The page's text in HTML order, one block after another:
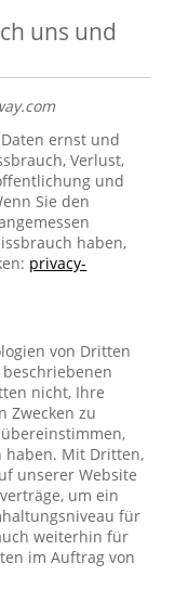
uns und
ernst und
Verlust,
und
Sie den
haben,
privacy-
von Dritten
nicht, Ihre
Zwecken zu
haben. Mit Dritten,
unserer Website
um ein
für
weiterhin für
im Auftrag von